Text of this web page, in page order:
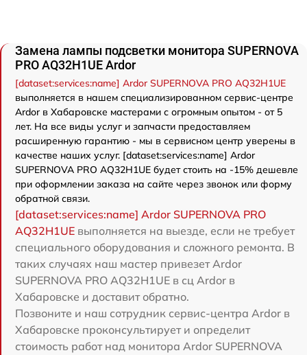
Замена лампы подсветки монитора SUPERNOVA
PRO AQ32H1UE Ardor
[dataset:services:name] Ardor SUPERNOVA PRO AQ32H1UE
выполняется в нашем специализированном сервис-центре
Ardor в Хабаровске мастерами с огромным опытом - от 5
лет. На все виды услуг и запчасти предоставляем
расширенную гарантию - мы в сервисном центр уверены в
качестве наших услуг. [dataset:services:name] Ardor
SUPERNOVA PRO AQ32H1UE будет стоить на -15% дешевле
при оформлении заказа на сайте через звонок или форму
обратной связи.
[dataset:services:name] Ardor SUPERNOVA PRO
AQ32H1UE выполняется на выезде, если не требует
специального оборудования и сложного ремонта. В
таких случаях наш мастер привезет Ardor
SUPERNOVA PRO AQ32H1UE в сц Ardor в
Хабаровске и доставит обратно.
Позвоните и наш сотрудник сервис-центра Ardor в
Хабаровске проконсультирует и определит
стоимость работ над монитора Ardor SUPERNOVA